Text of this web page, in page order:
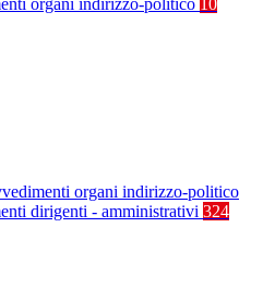
organi indirizzo-politico 10
organi indirizzo-politico
dirigenti - amministrativi 324